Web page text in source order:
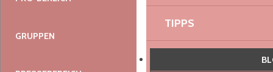
TIPPS
GRUPPEN